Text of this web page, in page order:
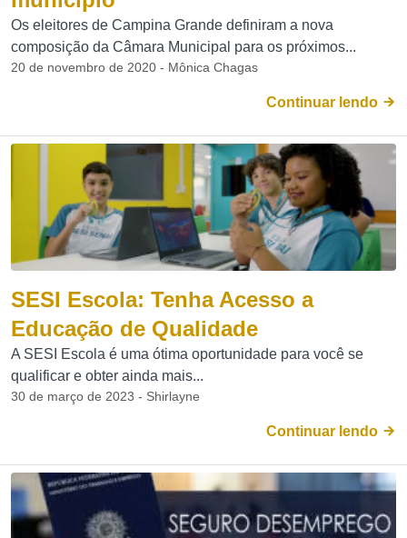
Os eleitores de Campina Grande definiram a nova
composição da Câmara Municipal para os próximos...
20 de novembro de 2020 - Mônica Chagas
Continuar lendo
SESI Escola: Tenha Acesso a
Educação de Qualidade
A SESI Escola é uma ótima oportunidade para você se
qualificar e obter ainda mais...
30 de março de 2023 - Shirlayne
Continuar lendo